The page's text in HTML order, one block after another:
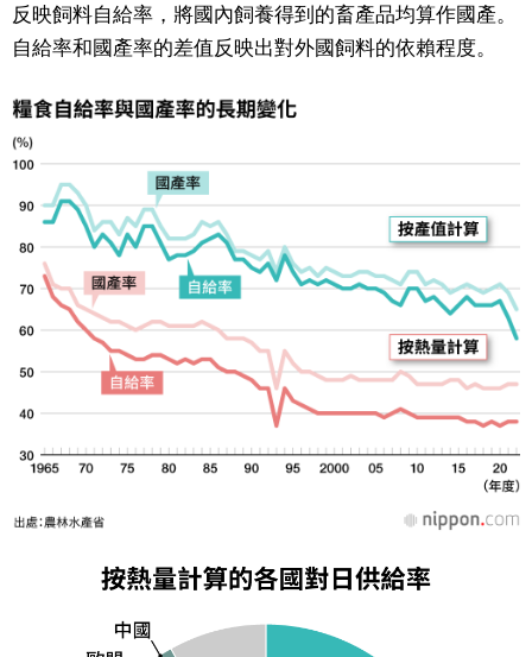
家庭
醫療健康
語言
東京
編輯部通知
反映飼料自給率，將國內飼養得到的畜產品均算作國產。
自給率和國產率的差值反映出對外國飼料的依賴程度。